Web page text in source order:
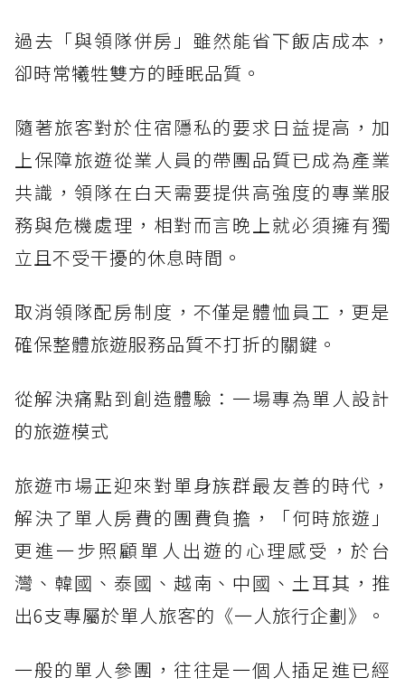
過去「與領隊併房」雖然能省下飯店成本，
卻時常犧牲雙方的睡眠品質。
隨著旅客對於住宿隱私的要求日益提高，加
上保障旅遊從業人員的帶團品質已成為產業
共識，領隊在白天需要提供高強度的專業服
務與危機處理，相對而言晚上就必須擁有獨
立且不受干擾的休息時間。
取消領隊配房制度，不僅是體恤員工，更是
確保整體旅遊服務品質不打折的關鍵。
從解決痛點到創造體驗：一場專為單人設計
的旅遊模式
旅遊市場正迎來對單身族群最友善的時代，
解決了單人房費的團費負擔，「何時旅遊」
更進一步照顧單人出遊的心理感受，於台
灣、韓國、泰國、越南、中國、土耳其，推
出6支專屬於單人旅客的《一人旅行企劃》。
一般的單人參團，往往是一個人插足進已經